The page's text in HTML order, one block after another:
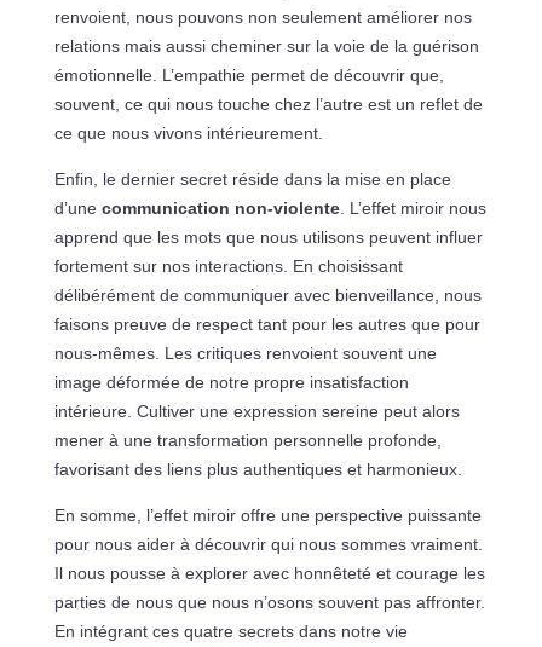
renvoient, nous pouvons non seulement améliorer nos
relations mais aussi cheminer sur la voie de la guérison
émotionnelle. L’empathie permet de découvrir que,
souvent, ce qui nous touche chez l’autre est un reflet de
ce que nous vivons intérieurement.
Enfin, le dernier secret réside dans la mise en place
d’une communication non-violente. L’effet miroir nous
apprend que les mots que nous utilisons peuvent influer
fortement sur nos interactions. En choisissant
délibérément de communiquer avec bienveillance, nous
faisons preuve de respect tant pour les autres que pour
nous-mêmes. Les critiques renvoient souvent une
image déformée de notre propre insatisfaction
intérieure. Cultiver une expression sereine peut alors
mener à une transformation personnelle profonde,
favorisant des liens plus authentiques et harmonieux.
En somme, l’effet miroir offre une perspective puissante
pour nous aider à découvrir qui nous sommes vraiment.
Il nous pousse à explorer avec honnêteté et courage les
parties de nous que nous n’osons souvent pas affronter.
En intégrant ces quatre secrets dans notre vie